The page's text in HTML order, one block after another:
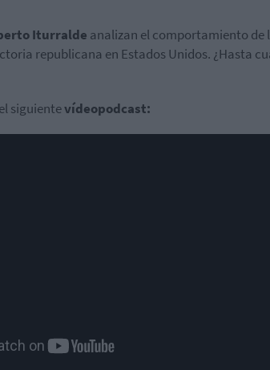
Iturralde analizan el comportamiento de
republicana en Estados Unidos. ¿Hasta
siguientevídeopodcast: